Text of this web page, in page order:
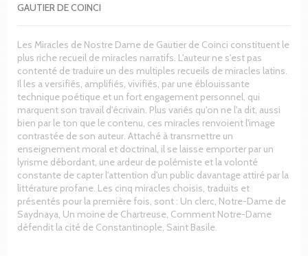
GAUTIER DE COINCI
Les Miracles de Nostre Dame de Gautier de Coinci constituent le
plus riche recueil de miracles narratifs. L'auteur ne s'est pas
contenté de traduire un des multiples recueils de miracles latins.
Il les a versifiés, amplifiés, vivifiés, par une éblouissante
technique poétique et un fort engagement personnel, qui
marquent son travail d'écrivain. Plus variés qu'on ne l'a dit, aussi
bien par le ton que le contenu, ces miracles renvoient l'image
contrastée de son auteur. Attaché à transmettre un
enseignement moral et doctrinal, il se laisse emporter par un
lyrisme débordant, une ardeur de polémiste et la volonté
constante de capter l'attention d'un public davantage attiré par la
littérature profane. Les cinq miracles choisis, traduits et
présentés pour la première fois, sont : Un clerc, Notre-Dame de
Saydnaya, Un moine de Chartreuse, Comment Notre-Dame
défendit la cité de Constantinople, Saint Basile.